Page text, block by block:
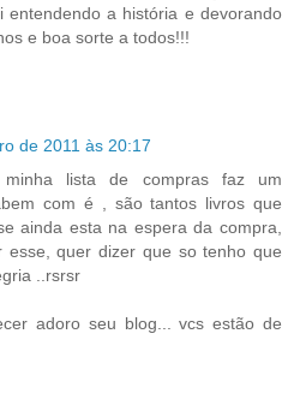
entendendo a história e devorando
e boa sorte a todos!!!
de 2011 às 20:17
lista de compras faz um
com é , são tantos livros que
ainda esta na espera da compra,
esse, quer dizer que so tenho que
..rsrsr
adoro seu blog... vcs estão de